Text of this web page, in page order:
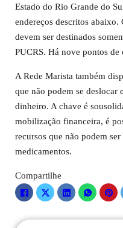
Estado do Rio Grande do
endereços descritos
devem ser destinados
PUCRS. Há nove pontos
A Rede Marista também
que não podem se deslocar
dinheiro. A chave é
mobilização financeira, é
recursos que não podem
medicamentos.
Compartilhe